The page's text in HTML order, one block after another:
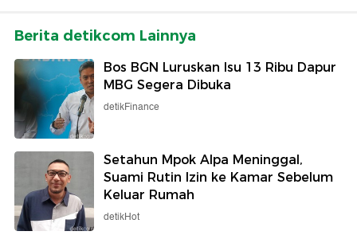
Berita detikcom Lainnya
Bos BGN Luruskan Isu 13 Ribu Dapur
MBG Segera Dibuka
detikFinance
Setahun Mpok Alpa Meninggal,
Suami Rutin Izin ke Kamar Sebelum
Keluar Rumah
detikHot